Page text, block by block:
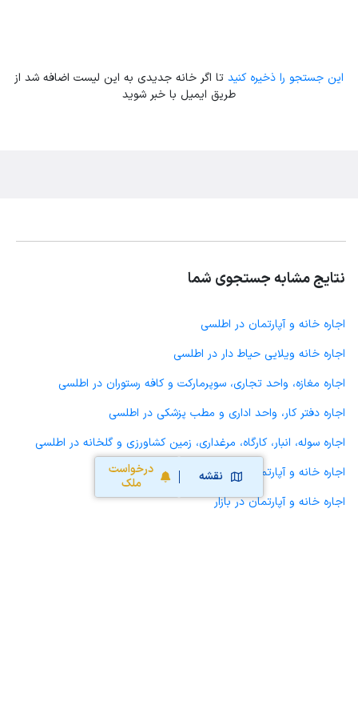
نقشه
درخواست
ملک
این جستجو را ذخیره کنید تا اگر خانه جدیدی به این لیست اضافه شد از
طریق ایمیل با خبر شوید
نتایج مشابه جستجوی شما
اجاره خانه و آپارتمان در اطلسی
اجاره خانه ویلایی حیاط دار در اطلسی
اجاره مغازه، واحد تجاری، سوپرمارکت و کافه رستوران در اطلسی
اجاره دفتر کار، واحد اداری و مطب پزشکی در اطلسی
اجاره سوله، انبار، کارگاه، مرغداری، زمین کشاورزی و گلخانه در اطلسی
اجاره خانه و آپارتمان در رودکی
اجاره خانه و آپارتمان در بازار